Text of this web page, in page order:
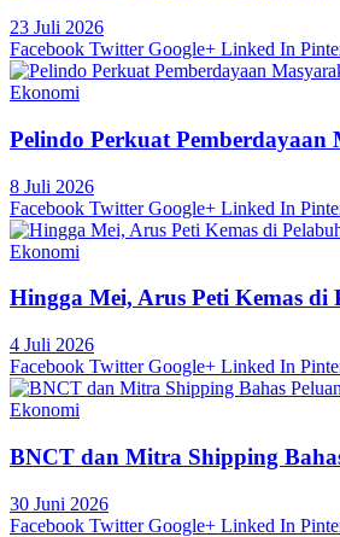
23 Juli 2026
Facebook Twitter Google+ Linked In
Ekonomi
Pelindo Perkuat
8 Juli 2026
Facebook Twitter Google+ Linked In
Ekonomi
Hingga Mei, Arus Peti Kemas di
4 Juli 2026
Facebook Twitter Google+ Linked In
Ekonomi
BNCT dan Mitra Shipping
30 Juni 2026
Facebook Twitter Google+ Linked In